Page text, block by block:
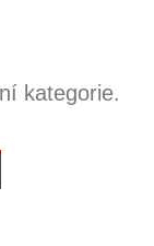
kategorie.